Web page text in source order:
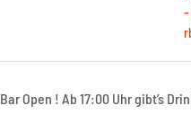
Bar Open ! Ab 17:00 Uhr gibt’s